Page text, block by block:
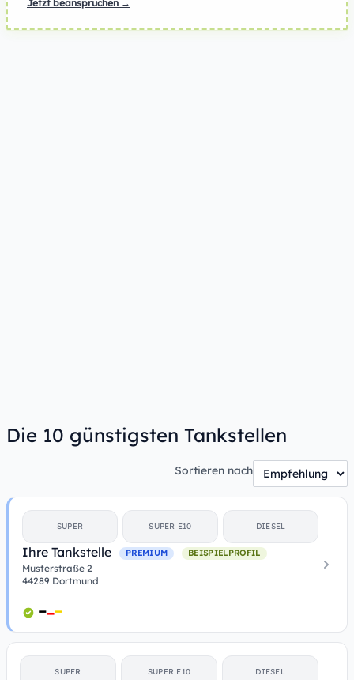
Jetzt beanspruchen →
Die 10 günstigsten Tankstellen
Sortieren nach
SUPER SUPER E10 DIESEL
Ihre Tankstelle PREMIUM BEISPIELPROFIL
Musterstraße 2
44289 Dortmund
SUPER SUPER E10 DIESEL